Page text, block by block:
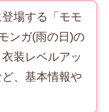
場する「モモ
ンガ(雨の日)の
装レベルアッ
、基本情報や